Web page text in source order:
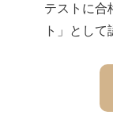
テストに合
ト」として